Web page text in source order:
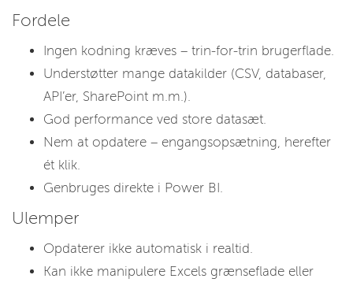
Fordele
Ingen kodning kræves – trin-for-trin brugerflade.
Understøtter mange datakilder (CSV, databaser,
API’er, SharePoint m.m.).
God performance ved store datasæt.
Nem at opdatere – engangsopsætning, herefter
ét klik.
Genbruges direkte i Power BI.
Ulemper
Opdaterer ikke automatisk i realtid.
Kan ikke manipulere Excels grænseflade eller